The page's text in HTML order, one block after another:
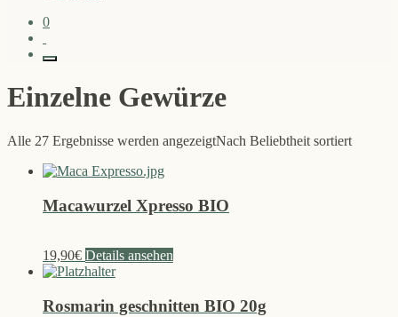
0
Einzelne Gewürze
Alle 27 Ergebnisse werden angezeigtNach Beliebtheit sortiert
Macawurzel Xpresso BIO
19,90€ Details ansehen
Rosmarin geschnitten BIO 20g